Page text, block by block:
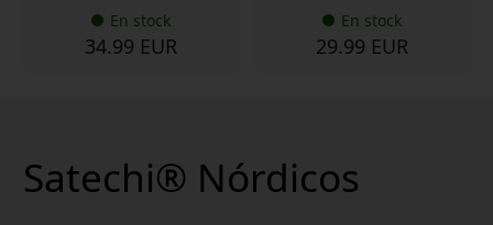
En stock
34.99 EUR
En stock
29.99 EUR
Satechi® Nórdicos